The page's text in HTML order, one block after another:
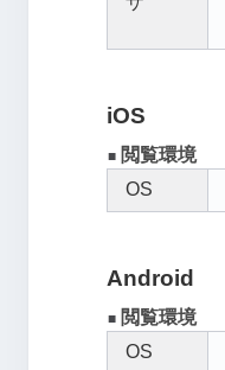
iOS
■ 閲覧環境
OS
Android
■ 閲覧環境
OS